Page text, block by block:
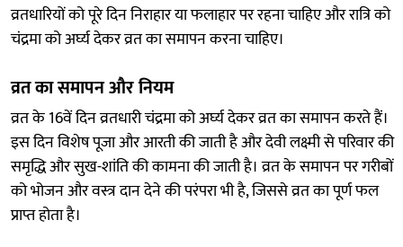
व्रतधारियों को पूरे दिन निराहार या फलाहार पर रहना चाहिए और रात्रि को
चंद्रमा को अर्घ्य देकर व्रत का समापन करना चाहिए।
व्रत का समापन और नियम
व्रत के 16वें दिन व्रतधारी चंद्रमा को अर्घ्य देकर व्रत का समापन करते हैं।
इस दिन विशेष पूजा और आरती की जाती है और देवी लक्ष्मी से परिवार की
समृद्धि और सुख-शांति की कामना की जाती है। व्रत के समापन पर गरीबों
को भोजन और वस्त्र दान देने की परंपरा भी है, जिससे व्रत का पूर्ण फल
प्राप्त होता है।